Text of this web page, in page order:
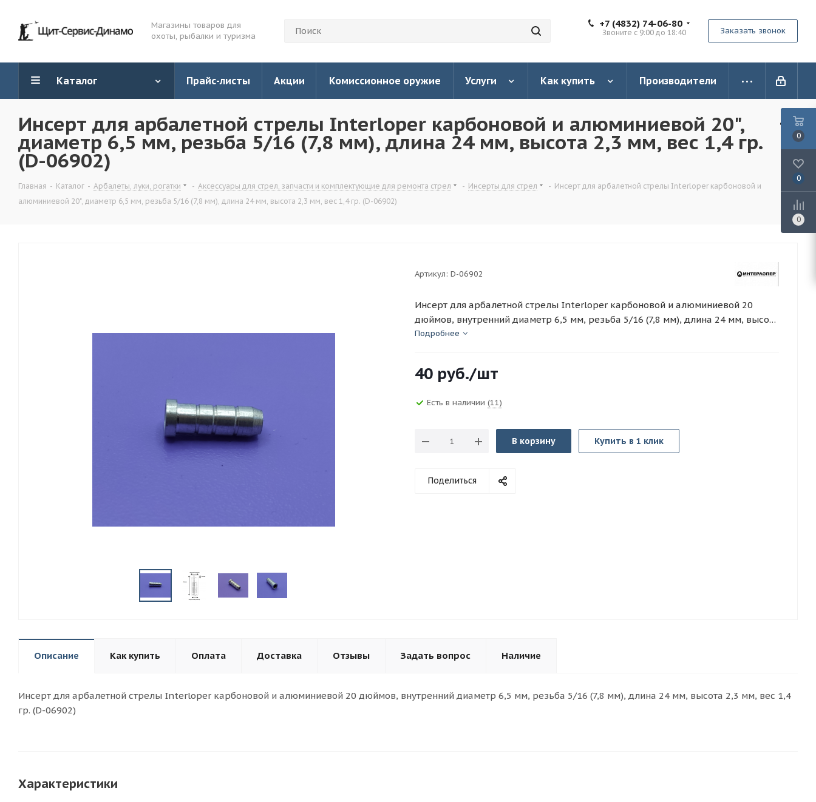
Магазины товаров для
охоты, рыбалки и туризма
+7 (4832) 74-06-80
Звоните с 9:00 до 18:40 Заказать звонок
Каталог Прайс-листы Акции Комиссионное оружие Услуги Как купить Производители
Инсерт для арбалетной стрелы Interloper карбоновой и алюминиевой 20",
диаметр 6,5 мм, резьба 5/16 (7,8 мм), длина 24 мм, высота 2,3 мм, вес 1,4 гр.
(D-06902)
Главная - Каталог - Арбалеты, луки, рогатки - Аксессуары для стрел, запчасти и комплектующие для ремонта стрел - Инсерты для стрел - Инсерт для арбалетной стрелы Interloper карбоновой и
алюминиевой 20", диаметр 6,5 мм, резьба 5/16 (7,8 мм), длина 24 мм, высота 2,3 мм, вес 1,4 гр. (D-06902)
Артикул: D-06902
Инсерт для арбалетной стрелы Interloper карбоновой и алюминиевой 20
дюймов, внутренний диаметр 6,5 мм, резьба 5/16 (7,8 мм), длина 24 мм, высота
2,3 мм, вес 1,4 гр. (D-06902)
Подробнее
40 руб./шт
Есть в наличии (11)
В корзину Купить в 1 клик
Поделиться
Описание Как купить Оплата Доставка Отзывы Задать вопрос Наличие
Инсерт для арбалетной стрелы Interloper карбоновой и алюминиевой 20 дюймов, внутренний диаметр 6,5 мм, резьба 5/16 (7,8 мм), длина 24 мм, высота 2,3 мм, вес 1,4
гр. (D-06902)
Характеристики
0
0
0